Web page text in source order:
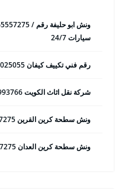
سيارات 24/7
رقم فني تكييف كيفان 98025055 فني تكييف مركزي 24 ساعة
شركة نقل اثاث الكويت 50993766 هاف لوري وانيت نقل عفش
ونش سطحة كرين القرين 65557275 ونش سحب وانقاذ سيارات
ونش سطحة كرين العدان 65557275 ونش سحب وانقاذ سيارات